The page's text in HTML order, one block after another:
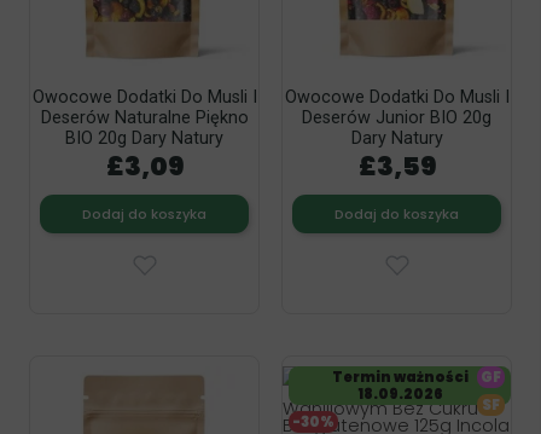
Owocowe Dodatki Do Musli I
Deserów Naturalne Piękno
BIO 20g Dary Natury
£3,09
Dodaj do koszyka
Owocowe Dodatki Do Musli I
Deserów Junior BIO 20g
Dary Natury
£3,59
Dodaj do koszyka
-30%
Termin ważności
18.09.2026
GF
SF